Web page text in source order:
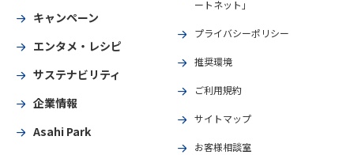
キャンペーン
エンタメ・レシピ
サステナビリティ
企業情報
Asahi Park
ートネット」
プライバシーポリシー
推奨環境
ご利用規約
サイトマップ
お客様相談室